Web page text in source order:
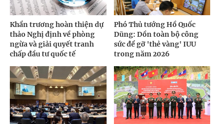
Khẩn trương hoàn thiện dự
thảo Nghị định về phòng
ngừa và giải quyết tranh
chấp đầu tư quốc tế
Phó Thủ tướng Hồ Quốc
Dũng: Dồn toàn bộ công
sức để gỡ 'thẻ vàng' IUU
trong năm 2026